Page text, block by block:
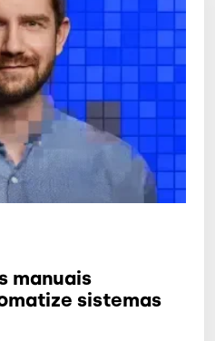
manuais
sistemas